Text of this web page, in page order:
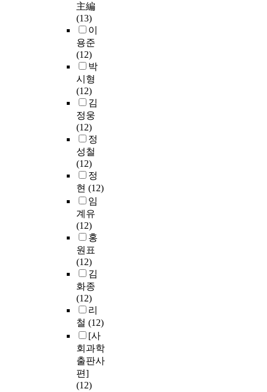
主編
(13)
이
용준
(12)
박
시형
(12)
김
정웅
(12)
정
성철
(12)
정
현 (12)
임
계유
(12)
홍
원표
(12)
김
화종
(12)
리
철 (12)
[사
회과학
출판사
편]
(12)